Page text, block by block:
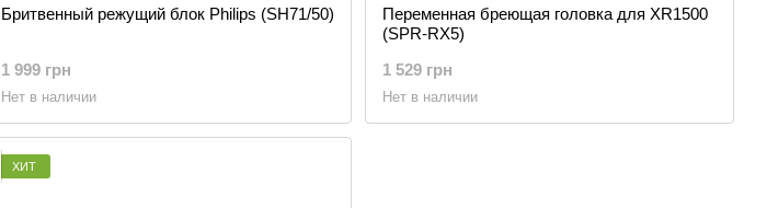
Бритвенный режущий блок Philips (SH71/50)
1 999 грн
Нет в наличии
Переменная бреющая головка для XR1500
(SPR-RX5)
1 529 грн
Нет в наличии
ХИТ